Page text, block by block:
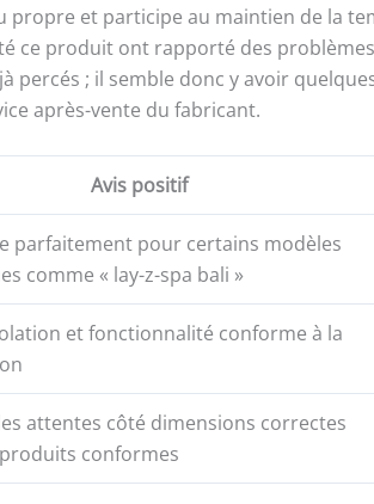
propre et participe au maintien de la
ce produit ont rapporté des
percés ; il semble donc y avoir
après-vente du fabricant.
Avis positif
parfaitement pour certains modèles
comme « lay-z-spa bali »
et fonctionnalité conforme à la
attentes côté dimensions correctes
conformes